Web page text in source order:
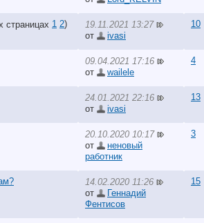
1 2)
19.11.2021 13:27
от
ivasi
10
09.04.2021 17:16
от
wailele
4
24.01.2021 22:16
от
ivasi
13
20.10.2020 10:17
от
неновый
работник
3
14.02.2020 11:26
от
Геннадий
Фентисов
15